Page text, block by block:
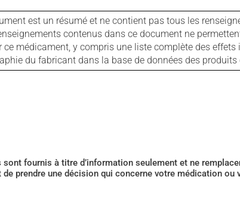
est un résumé et ne contient pas tous les
contenus dans ce document ne
médicament, y compris une liste complète des effets
du fabricant dans la base de données des produits
fournis à titre d’information seulement et ne
prendre une décision qui concerne votre médication ou